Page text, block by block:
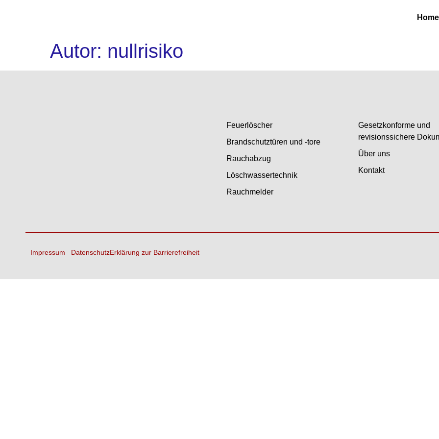
Home
Autor: nullrisiko
Feuerlöscher
Brandschutztüren und -tore
Rauchabzug
Löschwassertechnik
Rauchmelder
Gesetzkonforme und
revisionssichere
Über uns
Kontakt
Impressum DatenschutzErklärung zur Barrierefreiheit